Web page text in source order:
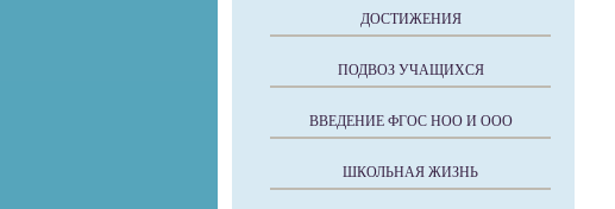
ДОСТИЖЕНИЯ
ПОДВОЗ УЧАЩИХСЯ
ВВЕДЕНИЕ ФГОС НОО И ООО
ШКОЛЬНАЯ ЖИЗНЬ